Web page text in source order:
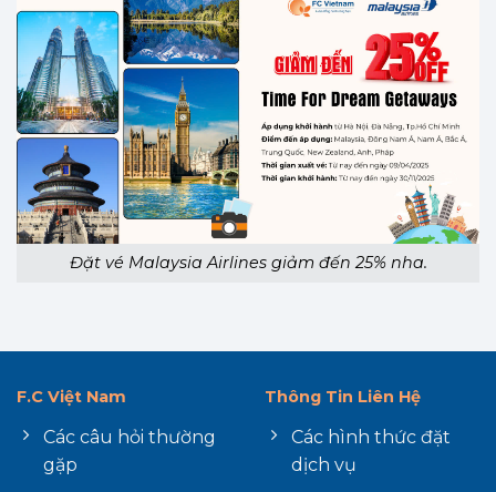
Đặt vé Malaysia Airlines giảm đến 25% nha.
F.C Việt Nam
Các câu hỏi thường
gặp
Thông Tin Liên Hệ
Các hình thức đặt
dịch vụ